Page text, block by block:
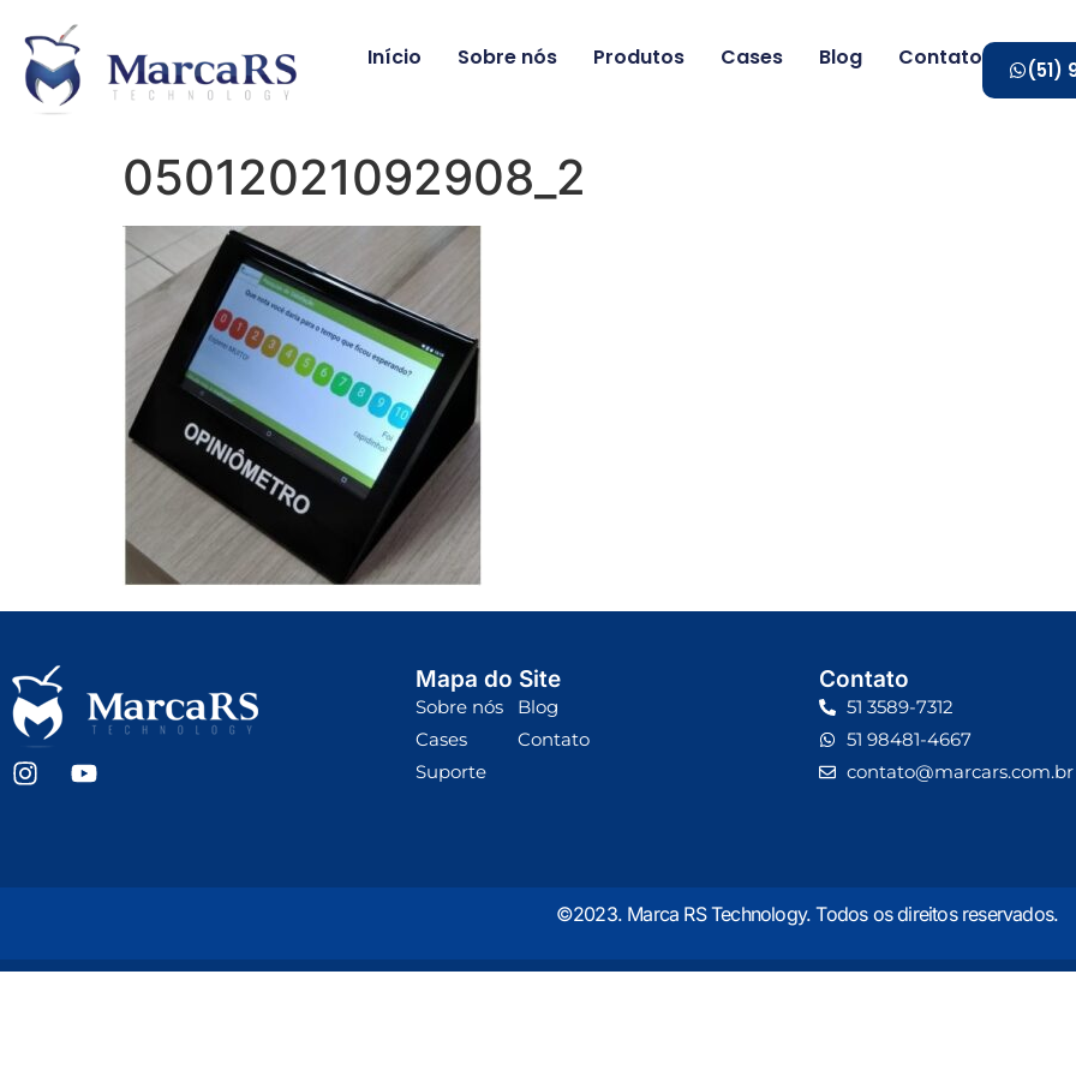
Início Sobre nós Produtos Cases Blog Contato (51)
05012021092908_2
Mapa do Site
Sobre nós
Cases
Suporte
Blog
Contato
Contato
51 3589-7312
51 98481-4667
contato@marcars.com.br
©2023. Marca RS Technology. Todos os direitos reservados.